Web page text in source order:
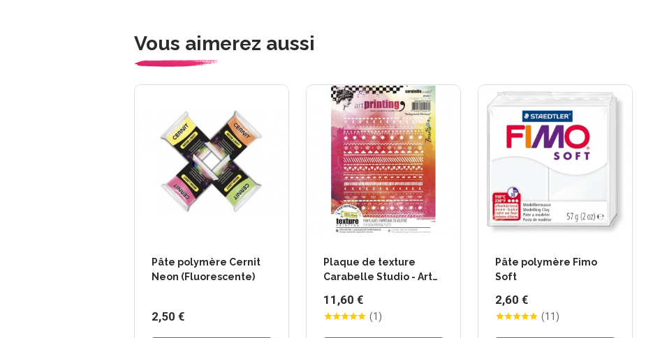
Vous aimerez aussi
Pâte polymère Cernit
Neon (Fluorescente)
2,50 €
Plaque de texture
Carabelle Studio - Art
11,60 €
(1 )
Pâte polymère Fimo
Soft
2,60 €
(11 )